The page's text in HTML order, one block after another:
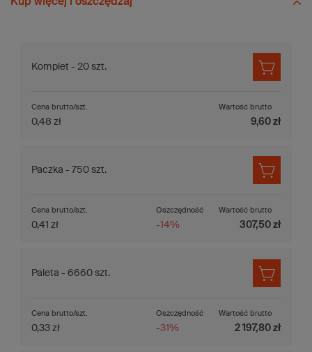
Komplet - 20 szt.
Cena brutto/szt.
0,48 zł
Wartość brutto
9,60 zł
Paczka - 750 szt.
Oszczędność
-14%
Cena brutto/szt.
0,41 zł
Wartość brutto
307,50 zł
Paleta - 6660 szt.
Oszczędność
-31%
Cena brutto/szt.
0,33 zł
Wartość brutto
2 197,80 zł